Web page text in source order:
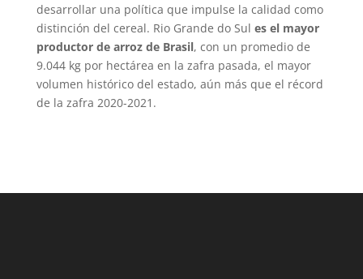
desarrollar una política que impulse la calidad como
distinción del cereal. Rio Grande do Sul es el mayor
productor de arroz de Brasil, con un promedio de
9.044 kg por hectárea en la zafra pasada, el mayor
volumen histórico del estado, aún más que el récord
de la zafra 2020-2021.